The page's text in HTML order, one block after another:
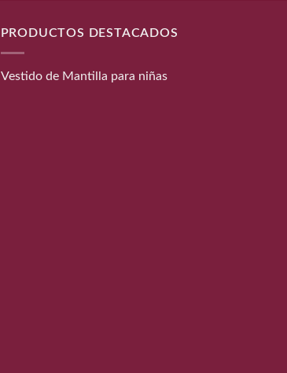
PRODUCTOS DESTACADOS
Vestido de Mantilla para niñas